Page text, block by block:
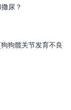
尿？
狗髋关节发育不良